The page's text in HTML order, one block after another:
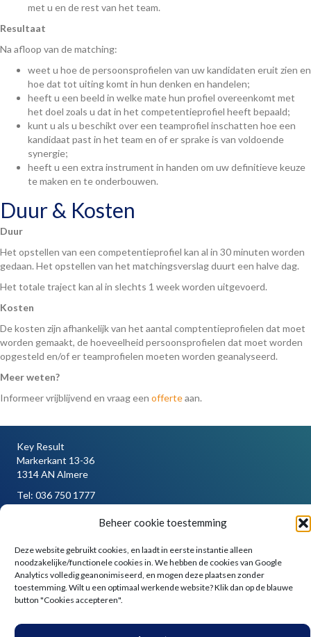
Beheer cookie toestemming
Deze website gebruikt cookies, en laadt in eerste instantie alleen
noodzakelijke/functionele cookies in. We hebben de cookies van Google
Analytics volledig geanonimiseerd, en mogen deze plaatsen zonder
toestemming. Wilt u een optimaal werkende website? Klik dan op de blauwe
button "Cookies accepteren".
met u en de rest van het team.
Resultaat
Na afloop van de matching:
weet u hoe de persoonsprofielen van uw kandidaten eruit zien en
hoe dat tot uiting komt in hun denken en handelen;
heeft u een beeld in welke mate hun profiel overeenkomt met
het doel zoals u dat in het competentieprofiel heeft bepaald;
kunt u als u beschikt over een teamprofiel inschatten hoe een
kandidaat past in het team en of er sprake is van voldoende
synergie;
heeft u een extra instrument in handen om uw definitieve keuze
te maken en te onderbouwen.
Duur & Kosten
Duur
Het opstellen van een competentieprofiel kan al in 30 minuten worden
gedaan. Het opstellen van het matchingsverslag duurt een halve dag.
Het totale traject kan al in slechts 1 week worden uitgevoerd.
Kosten
De kosten zijn afhankelijk van het aantal comptentieprofielen dat moet
worden gemaakt, de hoeveelheid persoonsprofielen dat moet worden
opgesteld en/of er teamprofielen moeten worden geanalyseerd.
Meer weten?
Informeer vrijblijvend en vraag een offerteaan.
Key Result
Markerkant 13-36
1314 AN Almere
Tel: 036 750 1777
Algemene voorwaarden
Privacy Statement en Cookie Statement